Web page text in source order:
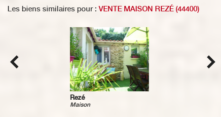
Les biens similaires pour : VENTE MAISON REZÉ (44400)
Rezé
Maison